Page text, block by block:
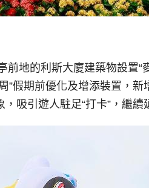
地的利斯大廈建築物設置
期前優化及增添裝置，新
吸引遊人駐足“打卡”，繼